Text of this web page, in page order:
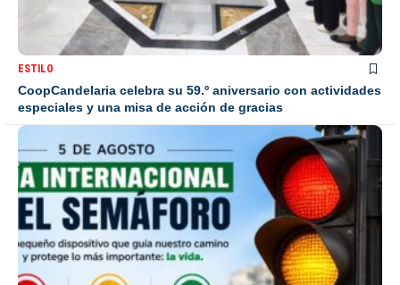
ESTILO
CoopCandelaria celebra su 59.º aniversario con actividades
especiales y una misa de acción de gracias